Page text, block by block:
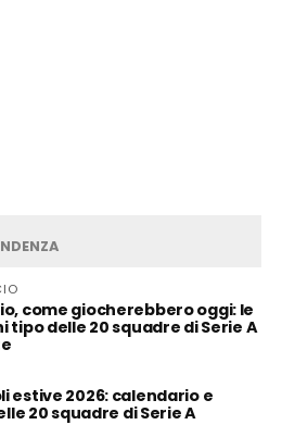
come giocherebbero oggi: le
tipo delle 20 squadre di Serie A
estive 2026: calendario e
20 squadre di Serie A